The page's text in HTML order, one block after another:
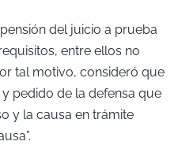
del juicio a prueba
entre ellos no
tal motivo, consideró que
pedido de la defensa que
y la causa en trámite